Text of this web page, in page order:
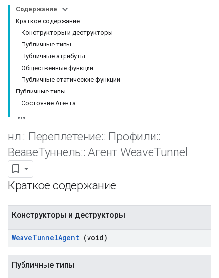
Содержание
Краткое содержание
Конструкторы и деструкторы
Публичные типы
Публичные атрибуты
Общественные функции
Публичные статические функции
Публичные типы
Состояние Агента
нл:: Переплетение:: Профили::
ВеавеТуннель:: Агент WeaveTunnel
Краткое содержание
Конструкторы и деструкторы
WeaveTunnelAgent (void)
Публичные типы